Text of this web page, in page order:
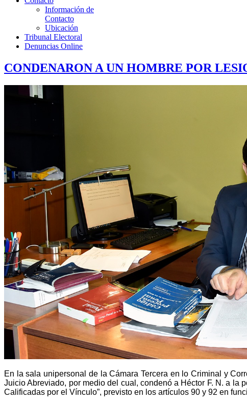
Información de
Contacto
Ubicación
Tribunal Electoral
Denuncias Online
CONDENARON A UN HOMBRE POR
En la sala unipersonal de la Cámara Tercera en lo Criminal y
Juicio Abreviado, por medio del cual, condenó a Héctor F. N. a la
Calificadas por el Vínculo”, previsto en los artículos 90 y 92 en